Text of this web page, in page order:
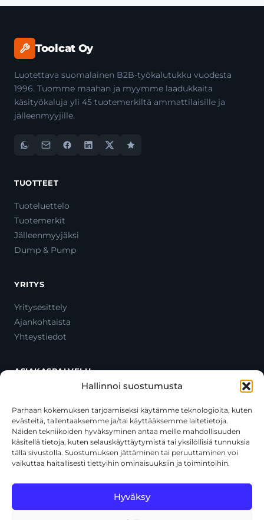
Hallinnoi suostumusta
Parhaan kokemuksen tarjoamiseksi käytämme teknologioita, kuten
evästeitä, tallentaaksemme ja/tai käyttääksemme laitetietoja.
Näiden tekniikoiden hyväksyminen antaa meille mahdollisuuden
käsitellä tietoja, kuten selauskäyttäytymistä tai yksilöllisiä tunnuksia
tällä sivustolla. Suostumuksen jättäminen tai peruuttaminen voi
vaikuttaa haitallisesti tiettyihin ominaisuuksiin ja toimintoihin.
Hyväksy
Toolcat Oy
Luotettava suomalainen B2B-työkalutukku vuodesta
1996. Tuomme maahan ja myymme laadukkaita
käsityökaluja yli 45 tuotemerkiltä ammattilaisille ja
jälleenmyyjille.
TUOTTEET
Tuoteluettelo
Tuotemerkit
Jälleenmyyjäksi
Dump & Pump
YRITYS
Yritysesittely
Ajankohtaista
Yhteystiedot
ASIAKASPALVELU
Oma tili
Maksutavat
Toimitustavat
Usein kysytyt kysymykset
+358 44 270 3795
asiakaspalvelu@toolcat.fi